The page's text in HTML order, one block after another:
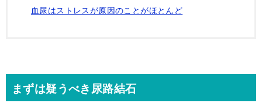
血尿はストレスが原因のことがほとんど
まずは疑うべき尿路結石